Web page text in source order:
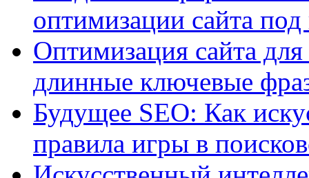
оптимизации сайта
Оптимизация сайта
длинные ключевые
Будущее SEO: Как
правила игры в